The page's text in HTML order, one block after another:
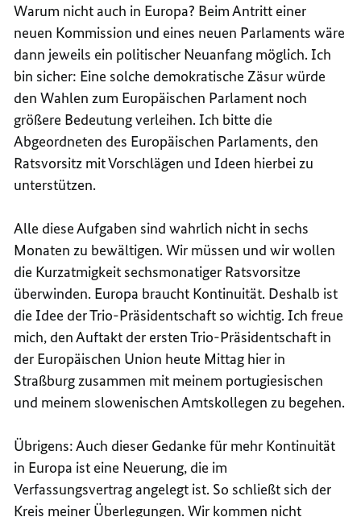
Warum nicht auch in Europa? Beim Antritt einer
neuen Kommission und eines neuen Parlaments wäre
dann jeweils ein politischer Neuanfang möglich. Ich
bin sicher: Eine solche demokratische Zäsur würde
den Wahlen zum Europäischen Parlament noch
größere Bedeutung verleihen. Ich bitte die
Abgeordneten des Europäischen Parlaments, den
Ratsvorsitz mit Vorschlägen und Ideen hierbei zu
unterstützen.
Alle diese Aufgaben sind wahrlich nicht in sechs
Monaten zu bewältigen. Wir müssen und wir wollen
die Kurzatmigkeit sechsmonatiger Ratsvorsitze
überwinden. Europa braucht Kontinuität. Deshalb ist
die Idee der Trio-Präsidentschaft so wichtig. Ich freue
mich, den Auftakt der ersten Trio-Präsidentschaft in
der Europäischen Union heute Mittag hier in
Straßburg zusammen mit meinem portugiesischen
und meinem slowenischen Amtskollegen zu begehen.
Übrigens: Auch dieser Gedanke für mehr Kontinuität
in Europa ist eine Neuerung, die im
Verfassungsvertrag angelegt ist. So schließt sich der
Kreis meiner Überlegungen. Wir kommen nicht